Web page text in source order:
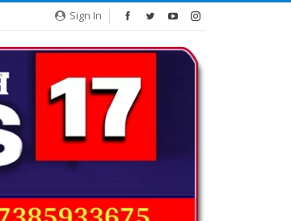
Sign In